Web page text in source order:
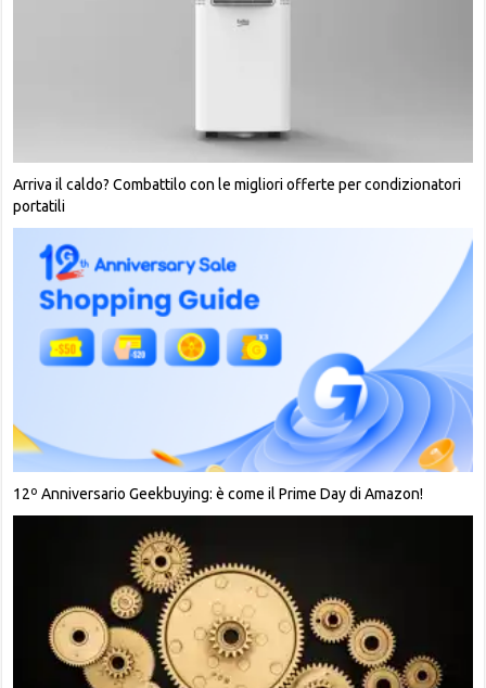
Arriva il caldo? Combattilo con le migliori offerte per condizionatori
portatili
12º Anniversario Geekbuying: è come il Prime Day di Amazon!